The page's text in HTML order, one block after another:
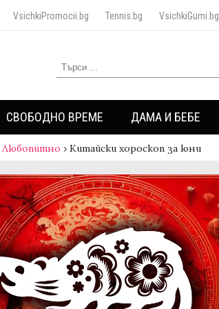
VsichkiPromocii.bg Tennis.bg VsichkiGumi.bg
СВОБОДНО ВРЕМЕ ДАМА И БЕБЕ
Любопитно › Китайски хороскоп за юни